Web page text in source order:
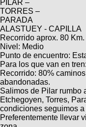
tu foto
Galeria
XC
Bicicletas
Viajes
Descenso
Dirt
SUBÃ
tu
aviso
Buscar
Ultimos
Fotos
BicicleterÃ­
as
Bicicletas
Bicicletas
Tandem
Freerider
Videos
Cicloturismo
PILAR –
TORRES –
PARADA
ALASTUEY - CAPILLA
Recorrido aprox. 80 Km.
Nivel: Medio
Punto de encuentro:
Para los que van en
Recorrido: 80%
abandonadas.
Salimos de Pilar rumbo
Etchegoyen, Torres,
condiciones seguimos
Preferentemente llevar